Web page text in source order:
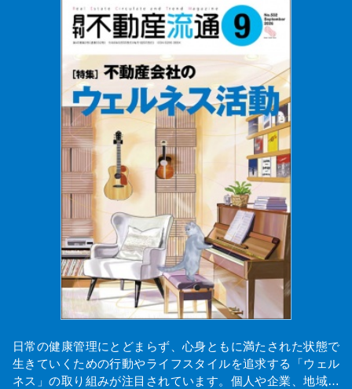
日常の健康管理にとどまらず、心身ともに満たされた状態で
生きていくための行動やライフスタイルを追求する「ウェル
ネス」の取り組みが注目されています。個人や企業、地域…